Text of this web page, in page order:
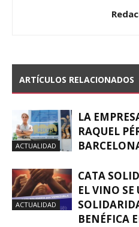
ARTÍCULOS RELACIONADOS
ACTUALIDAD
LA
RAQUEL
ACTUALIDAD
CATA
EL VINO SE
BENÉFICA